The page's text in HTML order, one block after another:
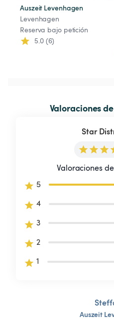
Auszeit Levenhagen
Levenhagen
Reserva bajo petición
5.0 (6)
Valoraciones
Star
Valoraciones
5
4
3
2
1
Auszeit